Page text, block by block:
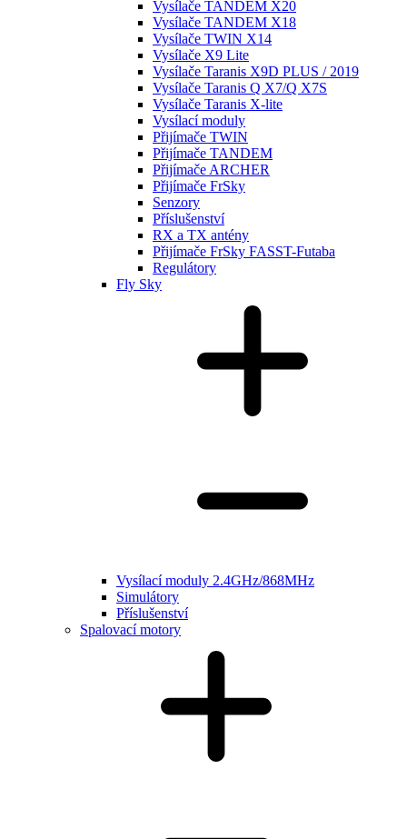
Vysílače TANDEM X20
Vysílače TANDEM X18
Vysílače TWIN X14
Vysílače X9 Lite
Vysílače Taranis X9D PLUS / 2019
Vysílače Taranis Q X7/Q X7S
Vysílače Taranis X-lite
Vysílací moduly
Přijímače TWIN
Přijímače TANDEM
Přijímače ARCHER
Přijímače FrSky
Senzory
Příslušenství
RX a TX antény
Přijímače FrSky FASST-Futaba
Regulátory
Fly Sky
Vysílací moduly 2.4GHz/868MHz
Simulátory
Příslušenství
Spalovací motory